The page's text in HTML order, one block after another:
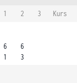
1 2 3
Kurs
6
1
6
3